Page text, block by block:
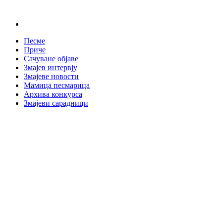
Песме
Приче
Сачуване објаве
Змајев интервју
Змајеве новости
Мамица песмарица
Архива конкурса
Змајеви сарадници